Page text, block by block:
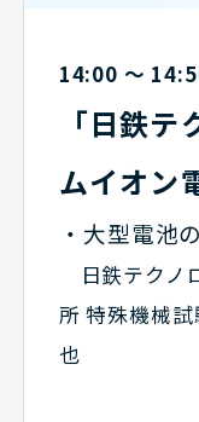
14:00 ～
「日鉄
ムイオン
・大型電池
日鉄テクノ
所 特殊機械
也